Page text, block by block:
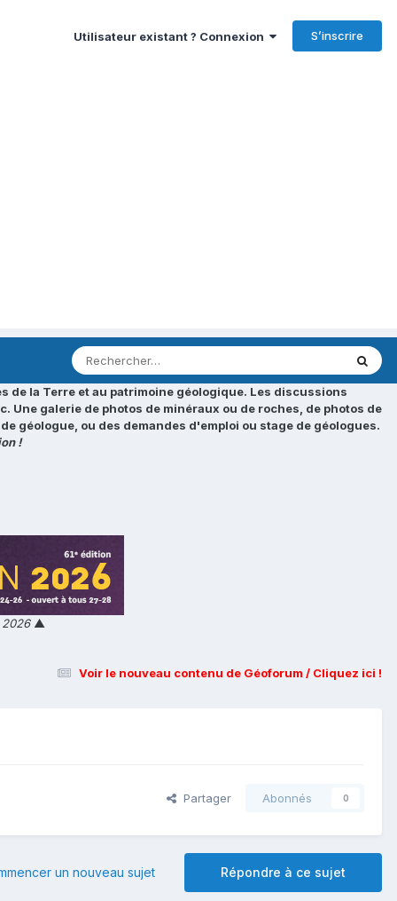
Utilisateur existant ? Connexion S’inscrire
de la Terre et au patrimoine géologique. Les discussions
galerie de photos de minéraux ou de roches, de photos de
géologue, ou des demandes d'emploi ou stage de géologues.
!
▲
Voir le nouveau contenu de Géoforum / Cliquez ici !
Partager Abonnés 0
Répondre à ce sujet
un nouveau sujet